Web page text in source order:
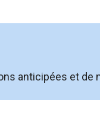
anticipées et